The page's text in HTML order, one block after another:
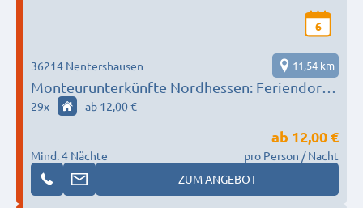
6
Monteurunterkünfte Nordhessen: Feriendorf
"Zum Burgensteig"
36214 Nentershausen 11,54 km
29x ab 12,00 €
Mind. 4 Nächte
ab 12,00 €
pro Person / Nacht
ZUM ANGEBOT